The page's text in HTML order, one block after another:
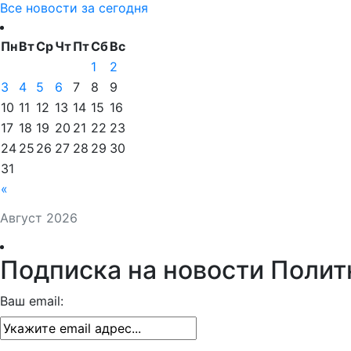
Все новости за сегодня
«
3
4 5 6 7
10
17 18 19 20 21 22 23
24 2526 27 28 29 30
31